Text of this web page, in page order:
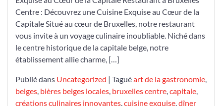
Centre : Découvrez une Cuisine Exquise au Cœur de la
Capitale Situé au cœur de Bruxelles, notre restaurant
vous invite à un voyage culinaire inoubliable. Niché dans
le centre historique de la capitale belge, notre
établissement allie charme, […]
Publié dans Uncategorized | Taguéart de la gastronomie,
belges, bières belges locales, bruxelles centre,capitale,
créations culinaires innovantes,cuisine exquise,dîner